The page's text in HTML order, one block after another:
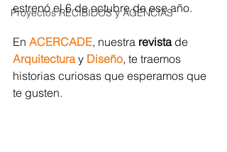
Proyectos RECIBIDOS y AGENCIAS
estrenó el 6 de octubre de ese año.
En ACERCADE, nuestra revista de
Arquitectura y Diseño, te traemos
historias curiosas que esperamos que
te gusten.